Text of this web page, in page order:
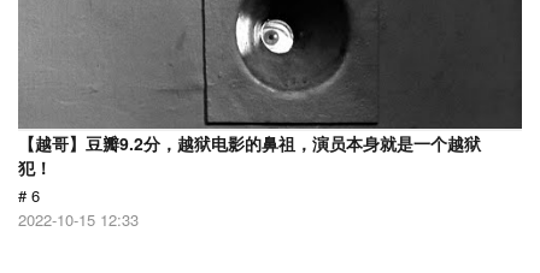
【越哥】豆瓣9.2分，越狱电影的鼻祖，演员本身就是一个越狱
犯！
# 6
2022-10-15 12:33